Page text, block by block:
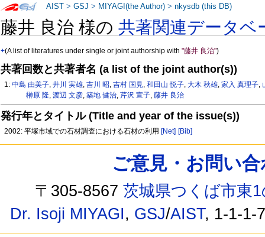
藤井 良治 様の共著関連データベ
+(A list of literatures under single or joint authorship with"藤井 良治")
共著回数と共著者名 (a list of the joint author(s))
1:中島 由美子,井川 実雄,吉川 昭,吉村 国見,和田山 悦子,大木 秋雄,家入 真理子,
榊原 隆, 渡辺 文彦, 築地 健治, 芹沢 宣子, 藤井 良治
発行年とタイトル (Title and year of the issue(s))
2002: 平塚市域での石材調査における石材の利用 [Net] [Bib]
AIST >GSJ > MIYAGI(the Author) >nkysdb (this DB)
ご意見・お問い
〒305-8567茨城県つくば市東
Dr. Isoji MIYAGI, GSJ/AIST, 1-1-1-